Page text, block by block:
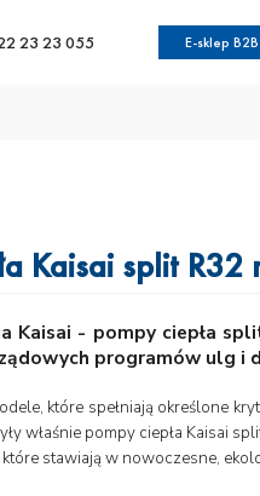
23 23 055 E-sklep B2B
Kaisai split R32
Kaisai - pompy ciepła
programów ulg i
które spełniają określone
właśnie pompy ciepła Kaisai
stawiają w nowoczesne,